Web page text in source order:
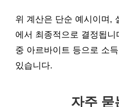
위 계산은 단순 예시이며,
에서 최종적으로 결정됩
중 아르바이트 등으로 소
있습니다.
자주 묻